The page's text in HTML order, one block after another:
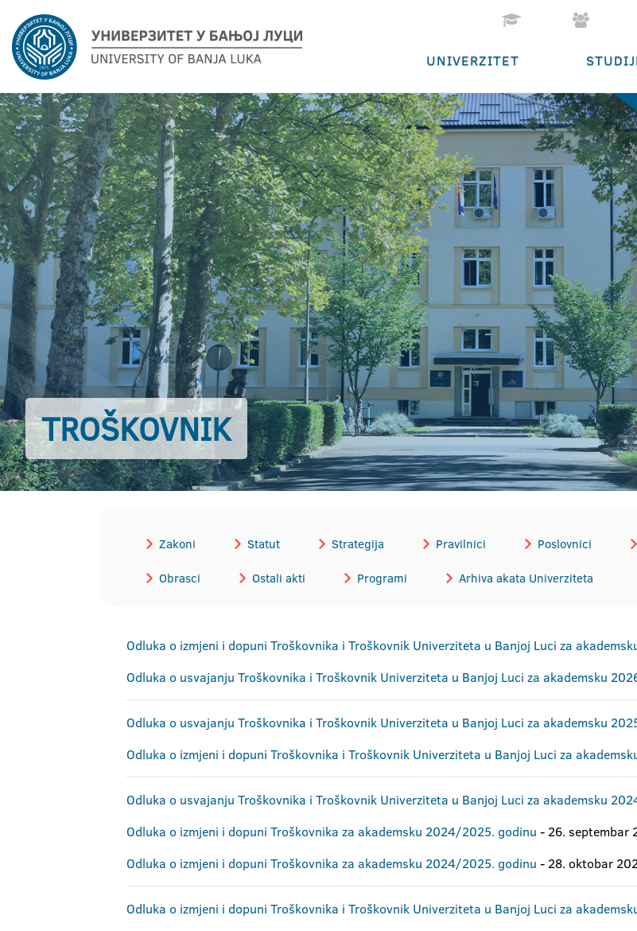
UNIVERZITET
TROŠKOVNIK
Zakoni Statut Strategija Pravilnici Poslovnici
Obrasci Ostali akti Programi Arhiva akata Univerziteta
Odluka o izmjeni i dopuni Troškovnika i Troškovnik Univerziteta u Banjoj Luci za
Odluka o usvajanju Troškovnika i Troškovnik Univerziteta u Banjoj Luci za akademsku
Odluka o usvajanju Troškovnika i Troškovnik Univerziteta u Banjoj Luci za akademsku
Odluka o izmjeni i dopuni Troškovnika i Troškovnik Univerziteta u Banjoj Luci za
Odluka o usvajanju Troškovnika i Troškovnik Univerziteta u Banjoj Luci za akademsku
Odluka o izmjeni i dopuni Troškovnika za akademsku 2024/2025. godinu - 26. septembar
Odluka o izmjeni i dopuni Troškovnika za akademsku 2024/2025. godinu - 28. oktobar
Odluka o izmjeni i dopuni Troškovnika i Troškovnik Univerziteta u Banjoj Luci za